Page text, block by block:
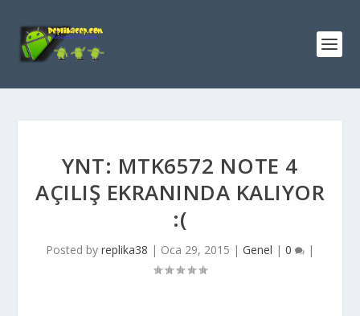
YNT: MTK6572 NOTE 4
AÇILIŞ EKRANINDA KALIYOR
:(
Posted by replika38 | Oca 29, 2015 | Genel | 0 |